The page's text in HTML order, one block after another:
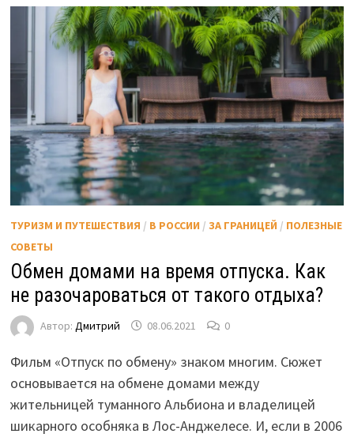
ВЫБРАТЬ
ОПТИМАЛЬНЫЙ
ВАРИАНТ?
ТУРИЗМ И ПУТЕШЕСТВИЯ / В РОССИИ / ЗА ГРАНИЦЕЙ / ПОЛЕЗНЫЕ
СОВЕТЫ
Обмен домами на время отпуска. Как
не разочароваться от такого отдыха?
Автор: Дмитрий 08.06.2021 0
Фильм «Отпуск по обмену» знаком многим. Сюжет
основывается на обмене домами между
жительницей туманного Альбиона и владелицей
шикарного особняка в Лос-Анджелесе. И, если в 2006